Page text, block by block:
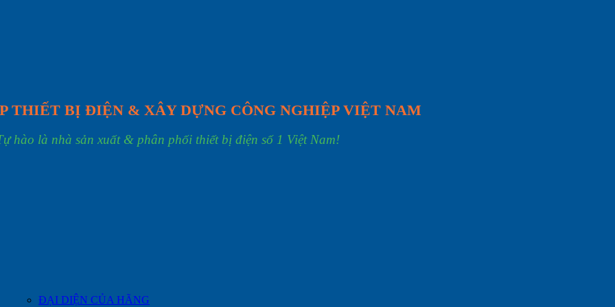
THIẾT BỊ ĐIỆN & XÂY DỰNG CÔNG NGHIỆP VIỆT NAM
hào là nhà sản xuất & phân phối thiết bị điện số 1 Việt Nam!
ĐẠI DIỆN CỦA HÃNG